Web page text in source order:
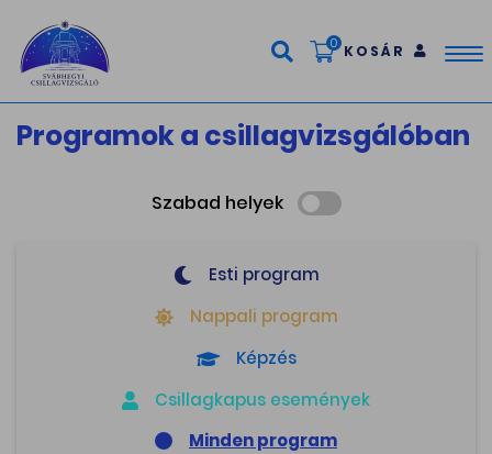
0 KOSÁR
Programok a csillagvizsgálóban
Szabad helyek
Esti program
Nappali program
Képzés
Csillagkapus események
Minden program